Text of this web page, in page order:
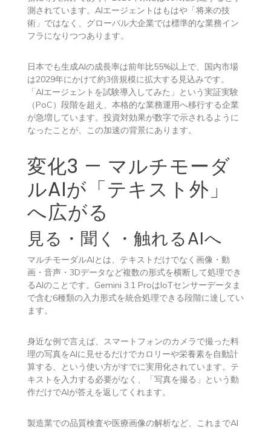
測されています。AIエージェントはもはや「将来の技
術」ではなく、グローバル大企業では標準的な業務イン
フラになりつつあります。
日本でも生成AIの成長率は前年比55%以上で、国内市場
は2029年にかけて約3倍規模に拡大する見込みです。
「AIエージェントを試験導入してみた」という実証実験
（PoC）段階を超え、本格的な業務運用へ移行する企業
が急増しています。投資対効果が数字で示されるように
なったことが、この加速の背景にあります。
変化3 — マルチモーダ
ルAIが「テキスト外」
へ広がる
見る・聞く・触れるAIへ
マルチモーダルAIとは、テキストだけでなく画像・動
画・音声・3Dデータなど複数の形式を横断して処理でき
るAIのことです。Gemini 3.1 ProはIoTセンサーデータま
で含む6種類の入力形式を統合処理できる段階に達してい
ます。
身近な例で言えば、スマートフォンのカメラで撮った料
理の写真をAIに見せるだけでカロリーや栄養素を自動計
算する、という使い方がすでに実用化されています。テ
キストを入力する必要がなく、「写真を撮る」という動
作だけでAIが答えを返してくれます。
製造業での品質検査や医療画像の解析など、これまでAI